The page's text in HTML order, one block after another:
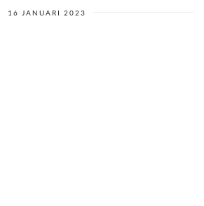
16 JANUARI 2023